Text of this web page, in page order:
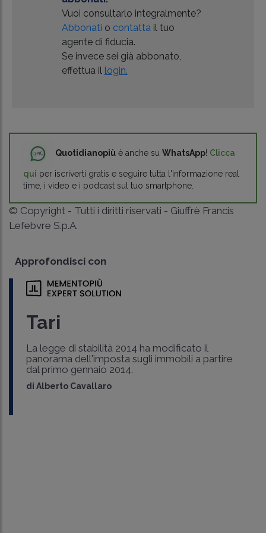
Vuoi consultarlo integralmente?
Abbonati o contattail tuo
agente di fiducia.
Se invece sei già abbonato,
effettua il login.
Quotidianopiù è anche su WhatsApp! Clicca
qui per iscriverti gratis e seguire tutta l'informazione real
time, i video e i podcast sul tuo smartphone.
© Copyright - Tutti i diritti riservati - Giuffrè Francis
Lefebvre S.p.A.
Approfondisci con
Tari
La legge di stabilità 2014 ha modificato il
panorama dell'imposta sugli immobili a partire
dal primo gennaio 2014.
di Alberto Cavallaro